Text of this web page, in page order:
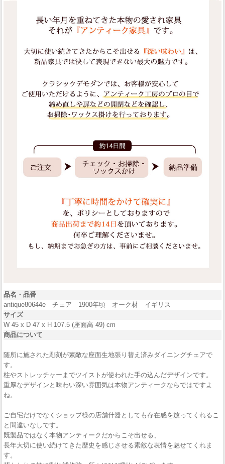
品名・品番
antique80644e チェア 1900年頃 オーク材 イギリス
サイズ
W 45 x D 47 x H 107.5 (座面高 49) cm
商品について
随所に施された彫刻が素敵な座面生地張り替え済みダイニングチェアで
す。
柱やストレッチャーまでツイストが使われた手の込んだデザインです。
重厚なデザインと味わい深い雰囲気は本物アンティークならではですよ
ね。
ご自宅だけでなくショップ様の店舗什器としても存在感を放ってくれるこ
と間違いなしです。
既製品ではなく本物アンティークだからこそ出せる、
長年大切に使い続けてきた歴史を感じさせる素敵な表情を魅せてくれま
す。